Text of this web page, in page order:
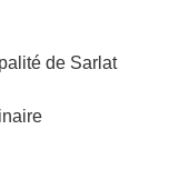
de Sarlat